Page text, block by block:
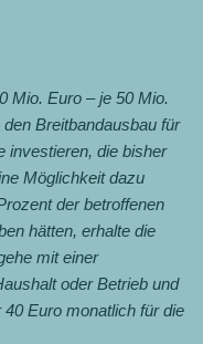
Mio. Euro – je 50 Mio.
Breitbandausbau für
investieren, die bisher
Möglichkeit dazu
der betroffenen
hätten, erhalte die
mit einer
oder Betrieb und
Euro monatlich für die